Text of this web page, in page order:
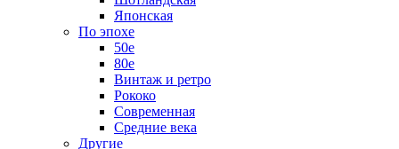
Японская
По эпохе
50е
80е
Винтаж и ретро
Рококо
Современная
Средние века
Другие